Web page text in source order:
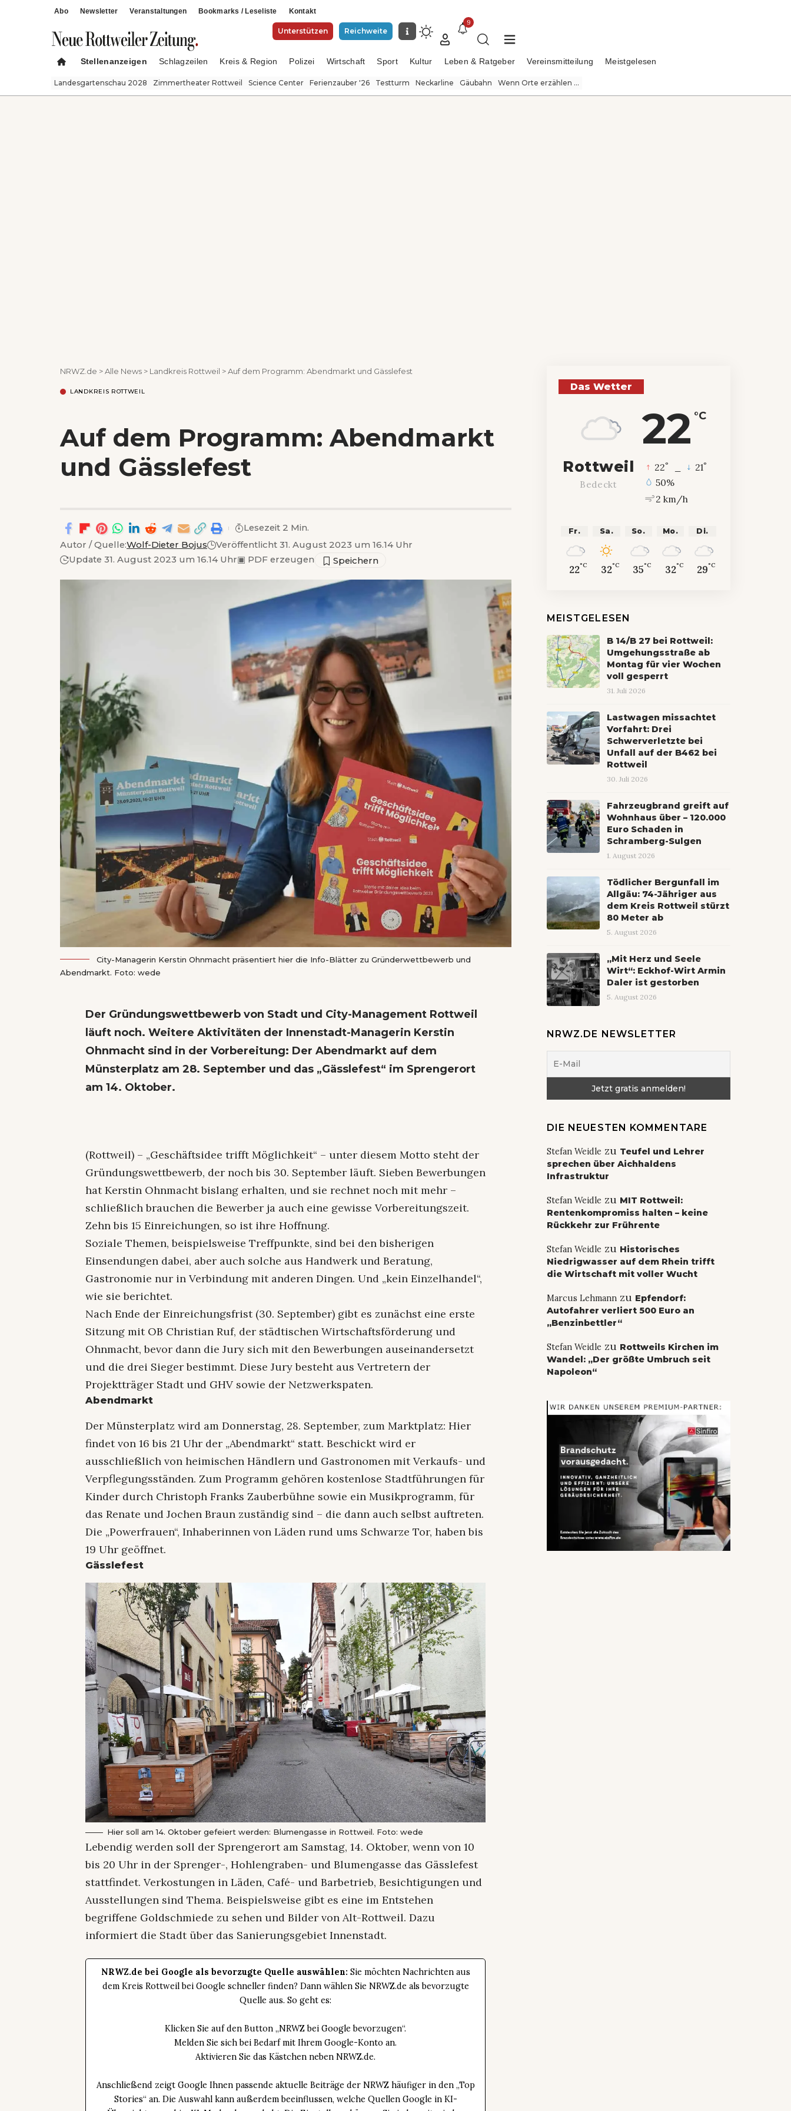
Abo Newsletter Veranstaltungen Bookmarks / Leseliste Kontakt
Unterstützen Reichweite
9
Stellenanzeigen Schlagzeilen Kreis & Region Polizei Wirtschaft Sport Kultur Leben & Ratgeber Vereinsmitteilung Meistgelesen
Landesgartenschau 2028 Zimmertheater Rottweil Science Center Ferienzauber '26 Testturm Neckarline Gäubahn Wenn Orte erzählen ...
NRWZ.de >Alle News > Landkreis Rottweil >Auf dem Programm: Abendmarkt und Gässlefest
LANDKREIS ROTTWEIL
Auf dem Programm: Abendmarkt
und Gässlefest
Autor / Quelle:Wolf-Dieter Bojus
Veröffentlicht 31. August 2023 um 16.14 Uhr
Update 31. August 2023 um 16.14 Uhr▣ PDF erzeugen
Lesezeit 2 Min.
City-Managerin Kerstin Ohnmacht präsentiert hier die Info-Blätter zu Gründerwettbewerb und
Abendmarkt. Foto: wede
Der Gründungswettbewerb von Stadt und City-Management Rottweil
läuft noch. Weitere Aktivitäten der Innenstadt-Managerin Kerstin
Ohnmacht sind in der Vorbereitung: Der Abendmarkt auf dem
Münsterplatz am 28. September und das „Gässlefest“ im Sprengerort
am 14. Oktober.
(Rottweil) – „Geschäftsidee trifft Möglichkeit“ – unter diesem Motto steht der
Gründungswettbewerb, der noch bis 30. September läuft. Sieben Bewerbungen
hat Kerstin Ohnmacht bislang erhalten, und sie rechnet noch mit mehr –
schließlich brauchen die Bewerber ja auch eine gewisse Vorbereitungszeit.
Zehn bis 15 Einreichungen, so ist ihre Hoffnung.
Soziale Themen, beispielsweise Treffpunkte, sind bei den bisherigen
Einsendungen dabei, aber auch solche aus Handwerk und Beratung,
Gastronomie nur in Verbindung mit anderen Dingen. Und „kein Einzelhandel“,
wie sie berichtet.
Nach Ende der Einreichungsfrist (30. September) gibt es zunächst eine erste
Sitzung mit OB Christian Ruf, der städtischen Wirtschaftsförderung und
Ohnmacht, bevor dann die Jury sich mit den Bewerbungen auseinandersetzt
und die drei Sieger bestimmt. Diese Jury besteht aus Vertretern der
Projektträger Stadt und GHV sowie der Netzwerkspaten.
Abendmarkt
Der Münsterplatz wird am Donnerstag, 28. September, zum Marktplatz: Hier
findet von 16 bis 21 Uhr der „Abendmarkt“ statt. Beschickt wird er
ausschließlich von heimischen Händlern und Gastronomen mit Verkaufs- und
Verpflegungsständen. Zum Programm gehören kostenlose Stadtführungen für
Kinder durch Christoph Franks Zauberbühne sowie ein Musikprogramm, für
das Renate und Jochen Braun zuständig sind – die dann auch selbst auftreten.
Die „Powerfrauen“, Inhaberinnen von Läden rund ums Schwarze Tor, haben bis
19 Uhr geöffnet.
Gässlefest
Hier soll am 14. Oktober gefeiert werden: Blumengasse in Rottweil. Foto: wede
Lebendig werden soll der Sprengerort am Samstag, 14. Oktober, wenn von 10
bis 20 Uhr in der Sprenger-, Hohlengraben- und Blumengasse das Gässlefest
stattfindet. Verkostungen in Läden, Café- und Barbetrieb, Besichtigungen und
Ausstellungen sind Thema. Beispielsweise gibt es eine im Entstehen
begriffene Goldschmiede zu sehen und Bilder von Alt-Rottweil. Dazu
informiert die Stadt über das Sanierungsgebiet Innenstadt.
NRWZ.de bei Google als bevorzugte Quelle auswählen: Sie möchten Nachrichten aus
dem Kreis Rottweil bei Google schneller finden? Dann wählen Sie NRWZ.de als bevorzugte
Quelle aus. So geht es:
Klicken Sie auf den Button „NRWZ bei Google bevorzugen“.
Melden Sie sich bei Bedarf mit Ihrem Google-Konto an.
Aktivieren Sie das Kästchen neben NRWZ.de.
Anschließend zeigt Google Ihnen passende aktuelle Beiträge der NRWZ häufiger in den „Top
Stories“ an. Die Auswahl kann außerdem beeinflussen, welche Quellen Google in KI-
Das Wetter
22 °C
Rottweil
Bedeckt
22° 21°
50%
2 km/h
Fr.
22°C
Sa.
32°C
So.
35°C
Mo.
32°C
Di.
29°C
MEISTGELESEN
B 14/B 27 bei Rottweil:
Umgehungsstraße ab
Montag für vier Wochen
voll gesperrt
31. Juli 2026
Lastwagen missachtet
Vorfahrt: Drei
Schwerverletzte bei
Unfall auf der B462 bei
Rottweil
30. Juli 2026
Fahrzeugbrand greift auf
Wohnhaus über – 120.000
Euro Schaden in
Schramberg-Sulgen
1. August 2026
Tödlicher Bergunfall im
Allgäu: 74-Jähriger aus
dem Kreis Rottweil stürzt
80 Meter ab
5. August 2026
„Mit Herz und Seele
Wirt“: Eckhof-Wirt Armin
Daler ist gestorben
5. August 2026
NRWZ.DE NEWSLETTER
DIE NEUESTEN KOMMENTARE
Stefan Weidle zu Teufel und Lehrer
sprechen über Aichhaldens
Infrastruktur
Stefan Weidle zu MIT Rottweil:
Rentenkompromiss halten – keine
Rückkehr zur Frührente
Stefan Weidle zu Historisches
Niedrigwasser auf dem Rhein trifft
die Wirtschaft mit voller Wucht
Marcus Lehmannzu Epfendorf:
Autofahrer verliert 500 Euro an
„Benzinbettler“
Stefan Weidle zu Rottweils Kirchen im
Wandel: „Der größte Umbruch seit
Napoleon“